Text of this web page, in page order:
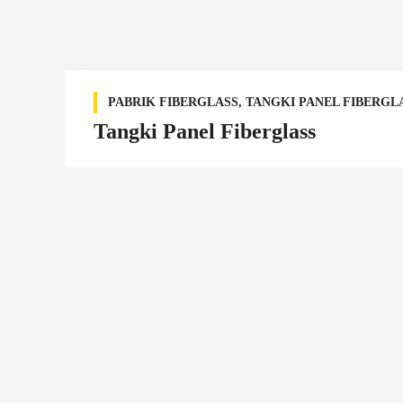
PABRIK FIBERGLASS, TANGKI PANEL
Tangki Panel Fiberglass